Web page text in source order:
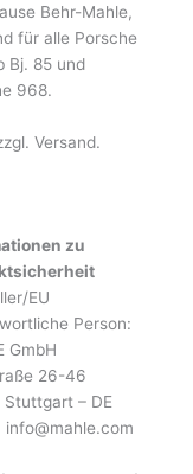
Behr-Mahle,
für alle Porsche
Bj. 85 und
968.
Versand.
zu
EU
Person:
GmbH
26-46
– DE
info@mahle.com